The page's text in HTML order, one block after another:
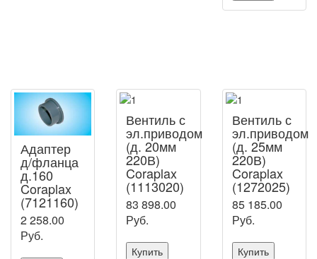
Адаптер
д/фланца
д.160
Coraplax
(7121160)
2 258.00
Руб.
Вентиль с
эл.приводом
(д. 20мм
220В)
Coraplax
(1113020)
83 898.00
Руб.
Купить
Вентиль с
эл.приводом
(д. 25мм
220В)
Coraplax
(1272025)
85 185.00
Руб.
Купить